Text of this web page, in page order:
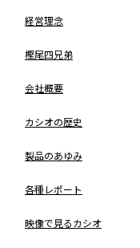
経営理念
樫尾四兄弟
会社概要
カシオの歴史
製品のあゆみ
各種レポート
映像で見るカシオ